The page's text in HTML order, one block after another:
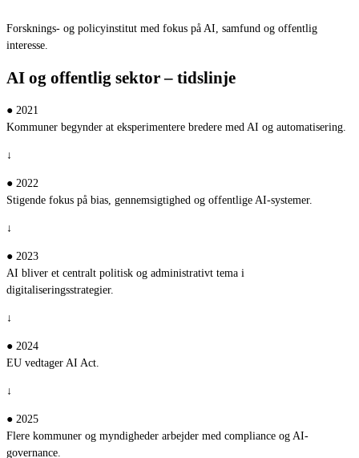
Forsknings- og policyinstitut med fokus på AI, samfund og offentlig
interesse.
AI og offentlig sektor – tidslinje
● 2021
Kommuner begynder at eksperimentere bredere med AI og automatisering.
↓
● 2022
Stigende fokus på bias, gennemsigtighed og offentlige AI-systemer.
↓
● 2023
AI bliver et centralt politisk og administrativt tema i
digitaliseringsstrategier.
↓
● 2024
EU vedtager AI Act.
↓
● 2025
Flere kommuner og myndigheder arbejder med compliance og AI-
governance.